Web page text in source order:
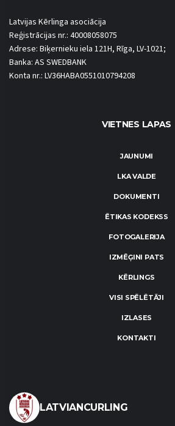
Latvijas Kērlinga asociācija
Reģistrācijas nr.: 40008058075
Adrese: Biķernieku iela 121H, Rīga, LV-1021;
Banka: AS SWEDBANK
Konta nr.: LV36HABA0551010794208
VIETNES LAPAS
JAUNUMI
LKA VALDE
DOKUMENTI
ĒTIKAS KODEKSS
FOTOGALERIJA
IZMĒĢINI PATS
KĒRLINGS
VISI SPĒLĒTĀJI
IZLASES
KONTAKTI
LATVIANCURLING